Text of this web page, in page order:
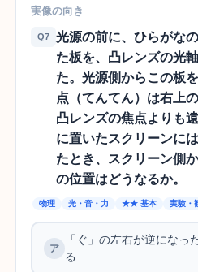
実像の向き
Q7
光源の前に、ひらがな
た板を、凸レンズの光
た。光源側からこの板
点（てんてん）は右上
凸レンズの焦点よりも
に置いたスクリーンに
たとき、スクリーン側
の位置はどうなるか。
物理 光・音・力 ★★ 基本 実験・
「ぐ」の左右が逆になっ
る